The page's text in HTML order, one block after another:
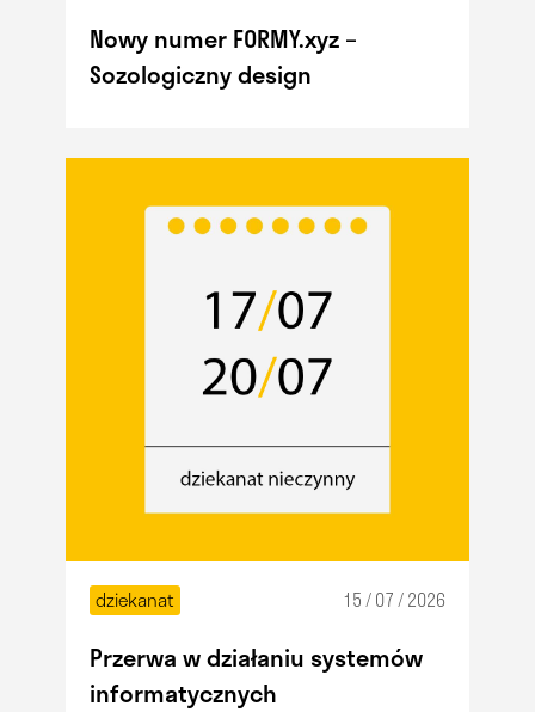
Nowy numer FORMY.xyz –
Sozologiczny design
dziekanat 15 / 07 / 2026
Przerwa w działaniu systemów
informatycznych